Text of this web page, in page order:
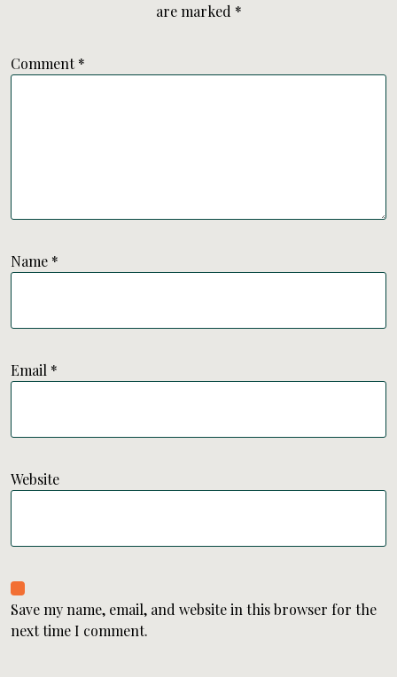
are marked *
Comment*
Name *
Email *
Website
Save my name, email, and website in this browser for the
next time I comment.